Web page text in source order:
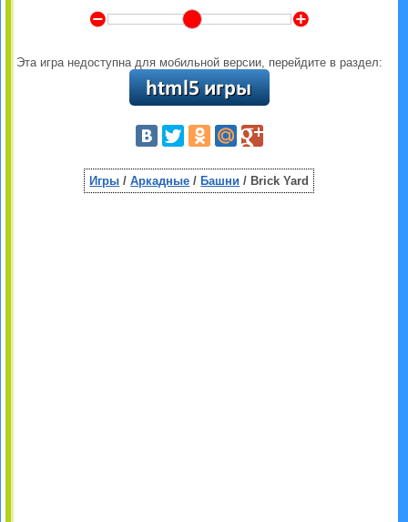
Y Z
Эта игра недоступна для мобильной версии, перейдите в раздел:
Игры /Аркадные / Башни / Brick Yard